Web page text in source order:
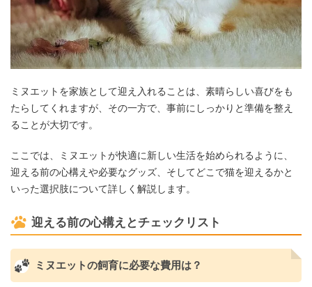
ミヌエットを家族として迎え入れることは、素晴らしい喜びをも
たらしてくれますが、その一方で、事前にしっかりと準備を整え
ることが大切です。
ここでは、ミヌエットが快適に新しい生活を始められるように、
迎える前の心構えや必要なグッズ、そしてどこで猫を迎えるかと
いった選択肢について詳しく解説します。
迎える前の心構えとチェックリスト
ミヌエットの飼育に必要な費用は？